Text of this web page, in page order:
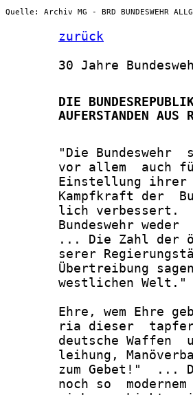
Quelle: Archiv MG - BRD BUNDESWEHR
zurück
30 Jahre
DIE
AUFERSTANDEN AUS